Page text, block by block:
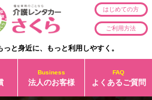
と身近に、もっと利用しやすく。
はじめての方
ご利用方法
Business
法人のお客様
FAQ
よくあるご質問